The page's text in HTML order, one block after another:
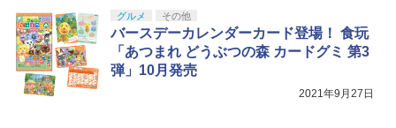
グルメ その他
バースデーカレンダーカード登場！ 食玩
「あつまれ どうぶつの森 カードグミ 第3
弾」10月発売
2021年9月27日